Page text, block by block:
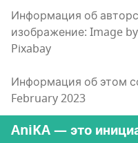
Информация об
изображение: Image
Pixabay
Информация об этом
February 2023
AniKA — это